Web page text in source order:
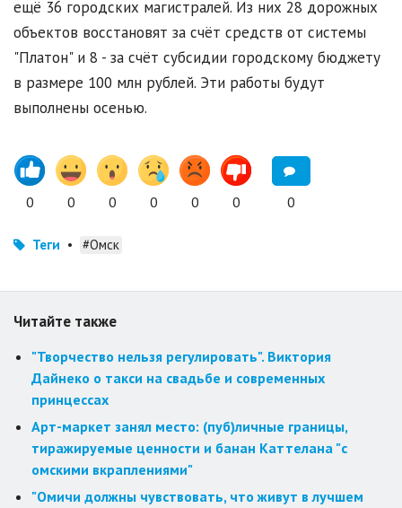
ещё 36 городских магистралей. Из них 28 дорожных
объектов восстановят за счёт средств от системы
"Платон" и 8 - за счёт субсидии городскому бюджету
в размере 100 млн рублей. Эти работы будут
выполнены осенью.
0 0 0 0 0 0 0
Теги • #Омск
Читайте также
"Творчество нельзя регулировать". Виктория
Дайнеко о такси на свадьбе и современных
принцессах
Арт-маркет занял место: (пуб)личные границы,
тиражируемые ценности и банан Каттелана "с
омскими вкраплениями"
"Омичи должны чувствовать, что живут в лучшем